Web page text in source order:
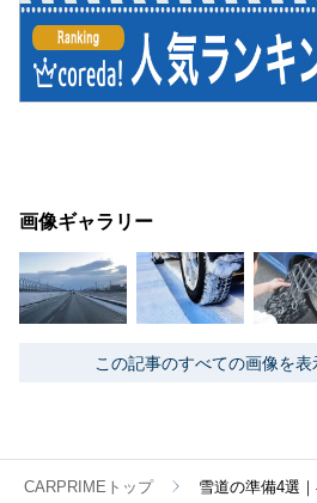
画像ギャラリー
この記事のすべての画像を表
CARPRIMEトップ 雪道の準備4選